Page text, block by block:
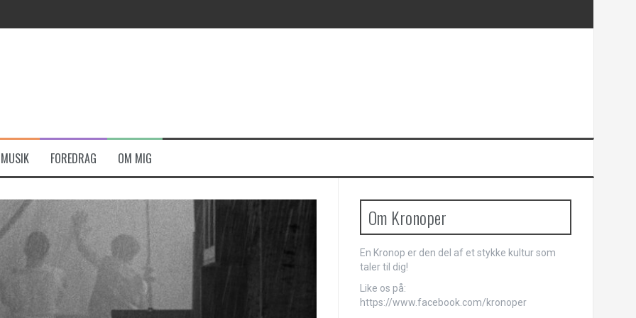
MUSIK FOREDRAG OM MIG
Om Kronoper
En Kronop er den del af et stykke kultur som
taler til dig!
Like os på:
https://www.facebook.com/kronoper